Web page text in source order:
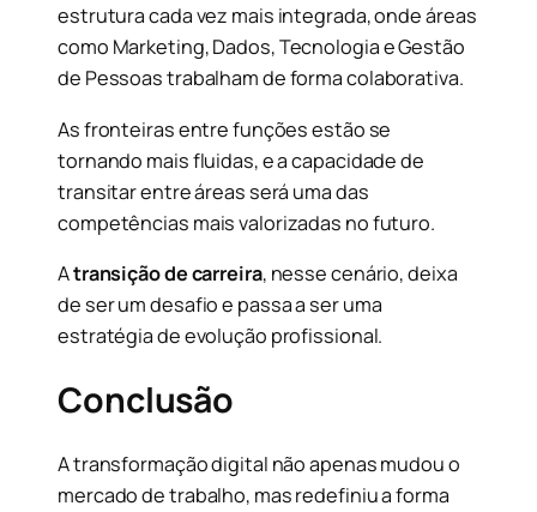
estrutura cada vez mais integrada, onde áreas
como Marketing, Dados, Tecnologia e Gestão
de Pessoas trabalham de forma colaborativa.
As fronteiras entre funções estão se
tornando mais fluidas, e a capacidade de
transitar entre áreas será uma das
competências mais valorizadas no futuro.
Atransição de carreira, nesse cenário, deixa
de ser um desafio e passa a ser uma
estratégia de evolução profissional.
Conclusão
A transformação digital não apenas mudou o
mercado de trabalho, mas redefiniu a forma